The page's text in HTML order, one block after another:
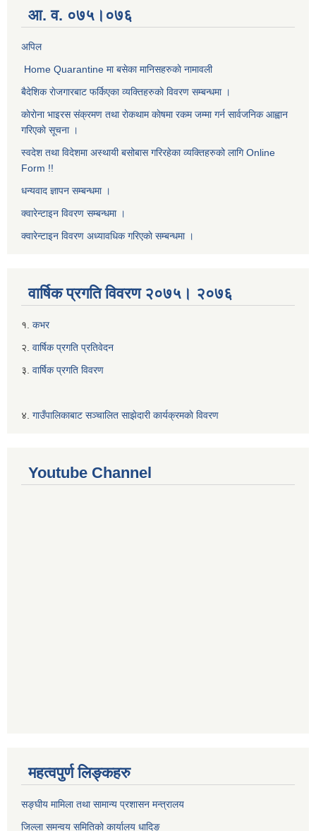
आ. व. ०७५।०७६
अपिल
Home Quarantine मा बसेका मानिसहरुकाे नामावली
बैदेशिक राेजगारबाट फर्किएका व्यक्तिहरुकाे विवरण सम्बन्धमा ।
काेराेना भाइरस संक्रमण तथा राेकथाम काेषमा रकम जम्मा गर्न सार्वजनिक आह्वान
गरिएकाे सूचना ।
स्वदेश तथा विदेशमा अस्थायी बसोबास गरिरहेका व्यक्तिहरुको लागि Online
Form !!
धन्यवाद ज्ञापन सम्बन्धमा ।
क्वारेन्टाइन विवरण सम्बन्धमा ।
क्वारेन्टाइन विवरण अध्यावधिक गरिएकाे सम्बन्धमा ।
वार्षिक प्रगति विवरण २०७५। २०७६
१. कभर
२. वार्षिक प्रगति प्रतिवेदन
३. वार्षिक प्रगति विवरण
४. गाउँपालिकाबाट सञ्चालित साझेदारी कार्यक्रमकाे विवरण
Youtube Channel
महत्वपुर्ण लिङ्कहरु
सङ्घीय मामिला तथा सामान्य प्रशासन मन्त्रालय
जिल्ला समन्वय समितिको कार्यालय धादिङ